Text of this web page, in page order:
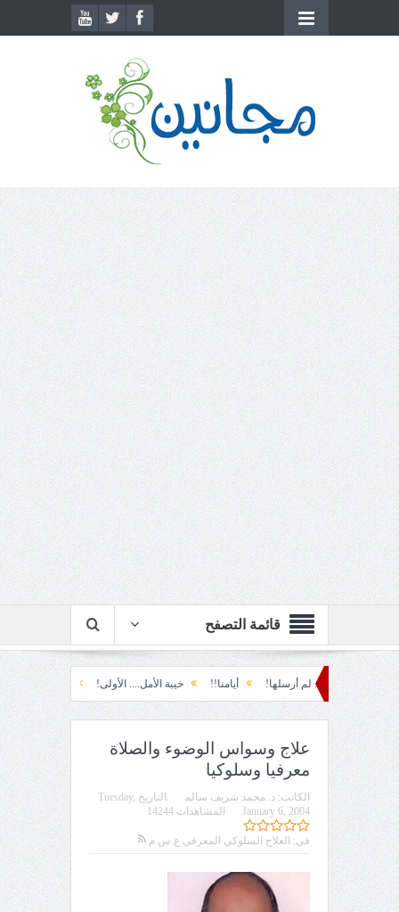
قائمة التصفح
أيامنا!! خيبة الأمل.... الأولى! خذ وطالب قطار المصالح!!
علاج وسواس الوضوء والصلاة
معرفيا وسلوكيا
الكاتب: د. محمد شريف سالم التاريخ Tuesday,
January 6, 2004
في: العلاج السلوكي المعرفي ع.س.م
المشاهدات 14244